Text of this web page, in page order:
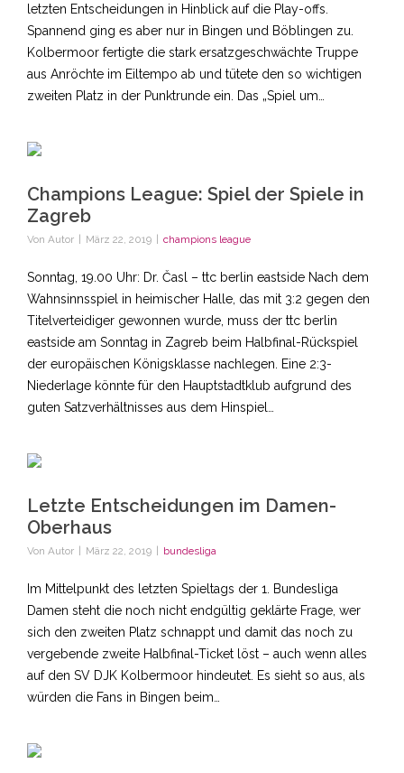
letzten Entscheidungen in Hinblick auf die Play-offs.
Spannend ging es aber nur in Bingen und Böblingen zu.
Kolbermoor fertigte die stark ersatzgeschwächte Truppe
aus Anröchte im Eiltempo ab und tütete den so wichtigen
zweiten Platz in der Punktrunde ein. Das „Spiel um…
Champions League: Spiel der Spiele in
Zagreb
Von Autor März 22, 2019 champions league
Sonntag, 19.00 Uhr: Dr. Časl – ttc berlin eastside Nach dem
Wahnsinnsspiel in heimischer Halle, das mit 3:2 gegen den
Titelverteidiger gewonnen wurde, muss der ttc berlin
eastside am Sonntag in Zagreb beim Halbfinal-Rückspiel
der europäischen Königsklasse nachlegen. Eine 2:3-
Niederlage könnte für den Hauptstadtklub aufgrund des
guten Satzverhältnisses aus dem Hinspiel…
Letzte Entscheidungen im Damen-
Oberhaus
Von Autor März 22, 2019 bundesliga
Im Mittelpunkt des letzten Spieltags der 1. Bundesliga
Damen steht die noch nicht endgültig geklärte Frage, wer
sich den zweiten Platz schnappt und damit das noch zu
vergebende zweite Halbfinal-Ticket löst – auch wenn alles
auf den SV DJK Kolbermoor hindeutet. Es sieht so aus, als
würden die Fans in Bingen beim…